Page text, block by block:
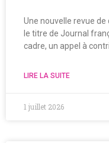
Une nouvelle revue
le titre de Journal
cadre, un appel à
LIRE LA SUITE
1 juillet 2026